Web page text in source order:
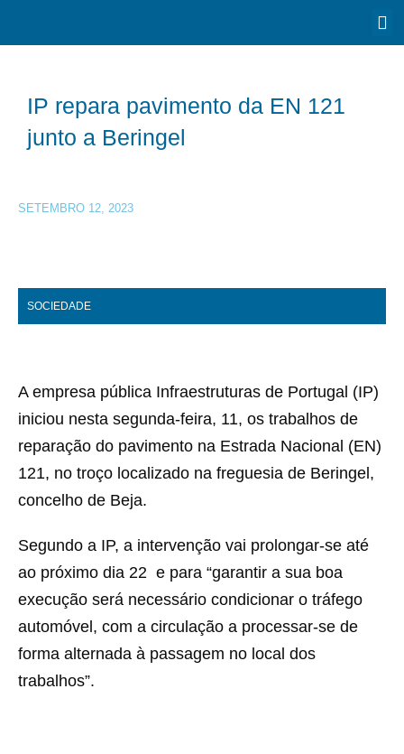
IP repara pavimento da EN 121
junto a Beringel
SETEMBRO 12, 2023
SOCIEDADE
A empresa pública Infraestruturas de Portugal (IP)
iniciou nesta segunda-feira, 11, os trabalhos de
reparação do pavimento na Estrada Nacional (EN)
121, no troço localizado na freguesia de Beringel,
concelho de Beja.
Segundo a IP, a intervenção vai prolongar-se até
ao próximo dia 22 e para “garantir a sua boa
execução será necessário condicionar o tráfego
automóvel, com a circulação a processar-se de
forma alternada à passagem no local dos
trabalhos”.